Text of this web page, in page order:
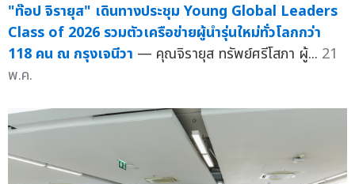
"ท๊อป จิรายุส" เดินทางประชุม Young Global Leaders
Class of 2026 รวมตัวเครือข่ายผู้นำรุ่นใหม่ทั่วโลกกว่า
118 คน ณ กรุงเจนีวา — คุณจิรายุส ทรัพย์ศรีโสภา ผู้... 21
พ.ค.